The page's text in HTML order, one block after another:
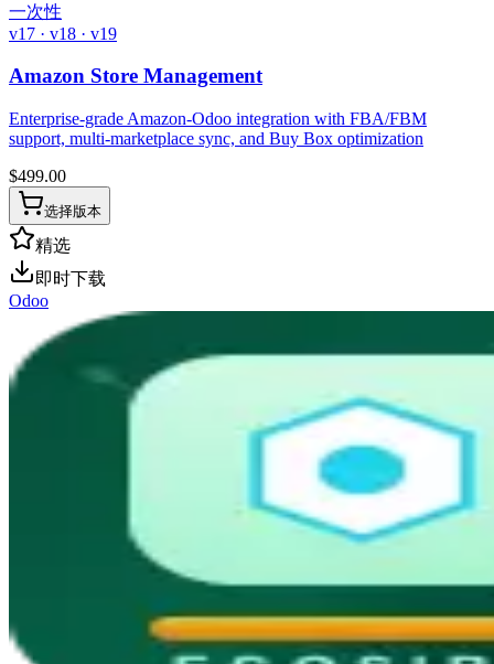
一次性
v17 · v18 · v19
Amazon Store Management
Enterprise-grade Amazon-Odoo integration with FBA/FBM
support, multi-marketplace sync, and Buy Box optimization
$499.00
选择版本
精选
即时下载
Odoo